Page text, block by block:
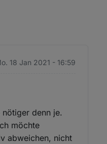
18 Jan 2021 - 16:59
denn je.
möchte
abweichen, nicht